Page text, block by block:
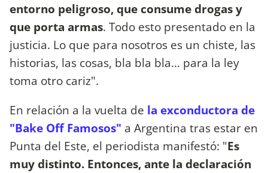
entorno peligroso, que consume drogas y
que porta armas. Todo esto presentado en la
justicia. Lo que para nosotros es un chiste, las
historias, las cosas, bla bla bla... para la ley
toma otro cariz".
En relación a la vuelta de la exconductora de
"Bake Off Famosos" a Argentina tras estar en
Punta del Este, el periodista manifestó: "Es
muy distinto. Entonces, ante la declaración